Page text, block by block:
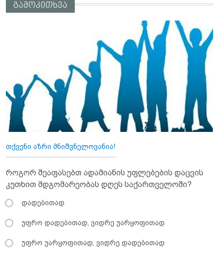
გამოკითხვა
თქვენი აზრი მნიშვნელოვანია!
როგორ შეაფასებთ ადამიანის უფლებების დაცვის
კუთხით მდგომარეობას დღეს საქართველოში?
დადებითად
უფრო დადებითად, ვიდრე უარყოფითად
უფრო უარყოფითად, ვიდრე დადებითად